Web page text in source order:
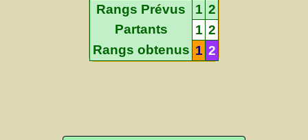
Rangs Prévus
1 2
Partants
1 2
Rangs obtenus 1 2